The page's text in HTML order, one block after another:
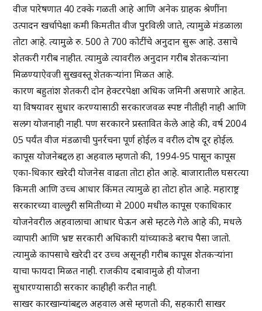
वीज पारेषणात 40 टक्के गळती आहे आणि अनेक ग्राहक श्रेणींना
उत्पादन खर्चापेक्षा कमी किमतीत वीज पुरविली जाते, त्यामुळे मंडळाला
तोटा आहे. त्यामुळे रु. 500 ते 700 कोटींचे अनुदान सुरू आहे. उसाचे
शेतकरी गरीब नाहीत. त्यामुळे त्यावरील अनुदान गरीब शेतकऱ्यांना
मिळण्याऐवजी सुखवस्तू शेतकऱ्यांना मिळत आहे.
कारण बहुतांश शेतकरी दोन हेक्टरपेक्षा अधिक जमिनी असणारे आहेत.
या विषयावर सुधार करण्यासाठी सरकारजवळ स्पष्ट नीतीही नाही आणि
सलग योजनाही नाही. पण सरकारने प्रस्तावित केले आहे की, वर्ष 2004
05 पर्यंत वीज मंडळाची पुनर्रचना पूर्ण होईल व वरील दोष दूर होईल.
कापूस योजनेबद्दल हा अहवाल म्हणतो की, 1994-95 पासून कापूस
एका-धिकार खरेदी योजनेस वाढता तोटा होत आहे. बाजारातील घसरत्या
किमती आणि उच्च आधार किंमत त्यामुळे हा तोटा होत आहे. महाराष्ट्र
सरकारच्या वाल्लुरी समितीच्या मे 2000 मधील कापूस एकाधिकार
योजनेवरील अहवालाचा आधार घेऊन असे म्हटले गेले आहे की, मधले
व्यापारी आणि भ्रष्ट सरकारी अधिकारी यांच्याकडे बराच पैसा जातो.
त्यामुळे कापसाचे खरेदी दर उच्च असूनही गरीब कापूस शेतकऱ्यांना
याचा फायदा मिळत नाही. राजकीय दबावामुळे ही योजना
सुधारण्यासाठी सरकार काहीही करीत नाही.
साखर कारखान्यांबद्दल अहवाल असे म्हणतो की, सहकारी साखर